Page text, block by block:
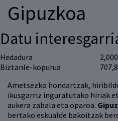
Gipuzkoa
Ametsezko hondartzak,
ikusgarriz inguratutako hiriak
aukera zabala eta oparoa.
bertako eskualde bakoitzak
Datu
Hedadura
Biztanle-kopurua